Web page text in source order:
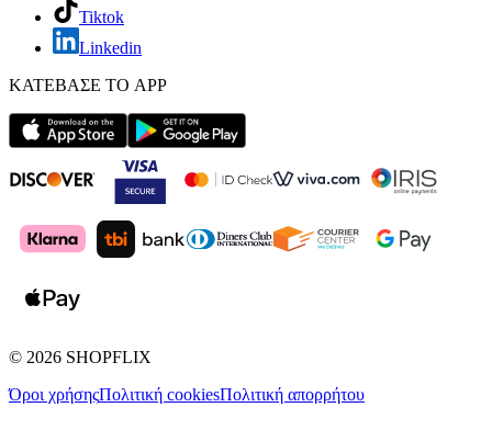
Tiktok
Linkedin
ΚΑΤΕΒΑΣΕ ΤΟ APP
© 2026 SHOPFLIX
Όροι χρήσηςΠολιτική cookiesΠολιτική απορρήτου